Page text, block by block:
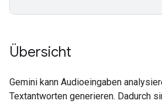
Übersicht
Gemini kann Audioeingaben
Textantworten generieren. Dadurch